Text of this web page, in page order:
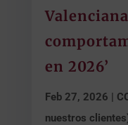
en 2026’
Feb 27, 2026 |
nuestros